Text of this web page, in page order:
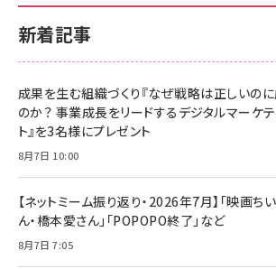
新着記事
成果を生む組織づくり『なぜ戦略は正しいの
のか？ 事業成長をリードするデジタルマーケテ
ト』を3名様にプレゼント
8月7日 10:00
【ネットミーム振り返り・2026年7月】「映画ち
ん・橋本愛さん」「POPOPO終了」など
8月7日 7:05